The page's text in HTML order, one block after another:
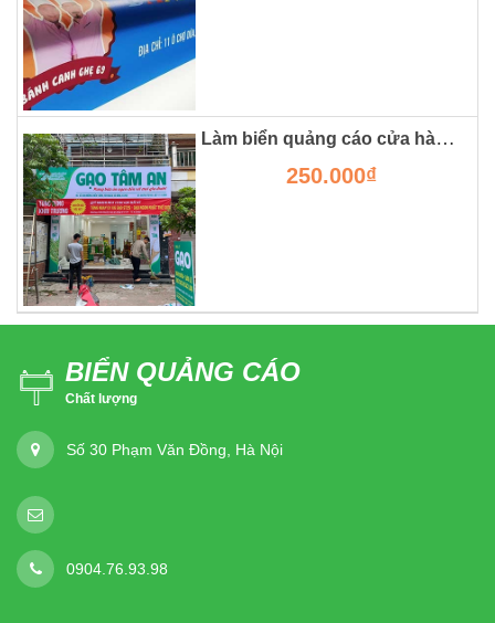
Làm biển quảng cáo cửa hàng gạo tại hà đông
250.000₫